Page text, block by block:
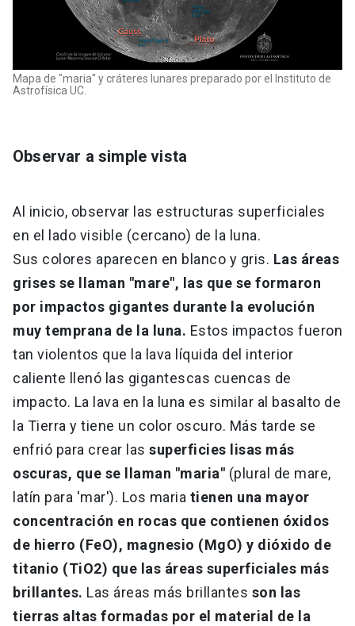
Mapa de "maria" y cráteres lunares preparado por el Instituto de
Astrofísica UC.
Observar a simple vista
Al inicio, observar las estructuras superficiales
en el lado visible (cercano) de la luna.
Sus colores aparecen en blanco y gris. Las áreas
grises se llaman "mare", las que se formaron
por impactos gigantes durante la evolución
muy temprana de la luna. Estos impactos fueron
tan violentos que la lava líquida del interior
caliente llenó las gigantescas cuencas de
impacto. La lava en la luna es similar al basalto de
la Tierra y tiene un color oscuro. Más tarde se
enfrió para crear las superficies lisas más
oscuras, que se llaman "maria" (plural de mare,
latín para 'mar'). Los maria tienen una mayor
concentración en rocas que contienen óxidos
de hierro (FeO), magnesio (MgO) y dióxido de
titanio (TiO2) que las áreas superficiales más
brillantes. Las áreas más brillantes son las
tierras altas formadas por el material de la